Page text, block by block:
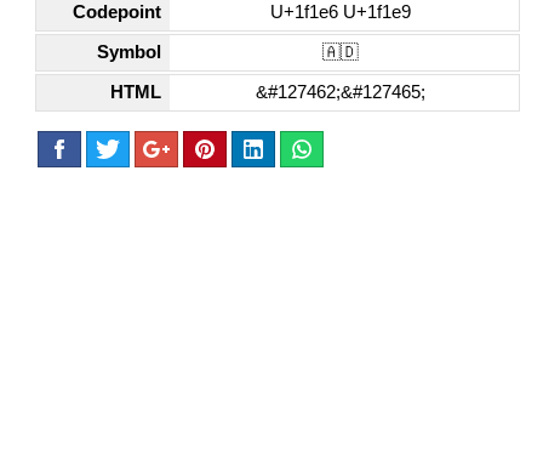
Codepoint U+1f1e6 U+1f1e9
Symbol 🇦🇩
HTML &#127462;&#127465;